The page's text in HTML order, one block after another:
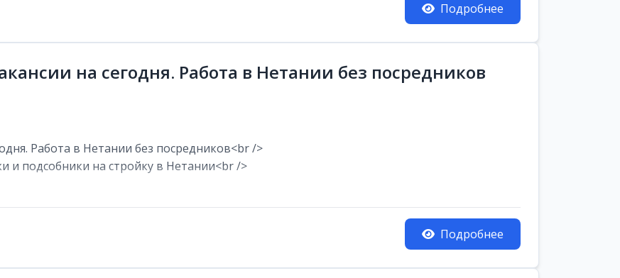
Подробнее
на сегодня. Работа в Нетании без посредников
Работа в Нетании без посредников<br />
и подсобники на стройку в Нетании<br />
Подробнее